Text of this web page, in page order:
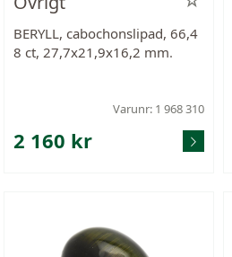
BERYLL, cabochonslipad, 66,4
8 ct, 27,7x21,9x16,2 mm.
Varunr: 1 968 310
2 160 kr